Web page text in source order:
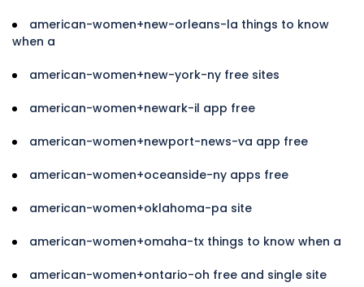
american-women+new-orleans-la things to know
when a
american-women+new-york-ny free sites
american-women+newark-il app free
american-women+newport-news-va app free
american-women+oceanside-ny apps free
american-women+oklahoma-pa site
american-women+omaha-tx things to know when a
american-women+ontario-oh free and single site